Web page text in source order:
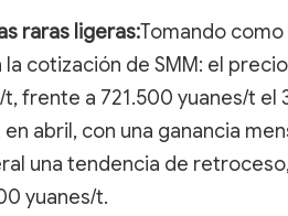
raras ligeras:Tomando
la cotización de SMM: el
frente a 721.500 yuanes/t
abril, con una ganancia
una tendencia de
yuanes/t.